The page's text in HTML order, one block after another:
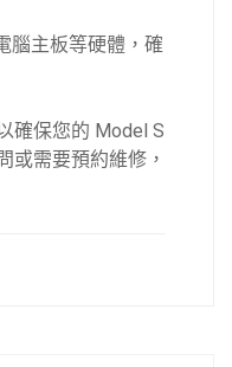
腦主板等硬體，確
確保您的 Model S
或需要預約維修，